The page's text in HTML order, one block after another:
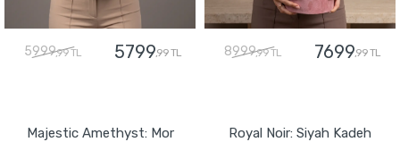
5999,99 TL 5799,99 TL 8999,99 TL 7699,99 TL
Majestic Amethyst: Mor
Royal Noir: Siyah Kadeh